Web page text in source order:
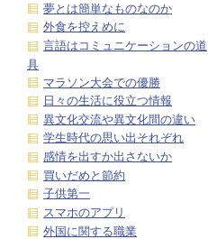
夢とは簡単なものなのか
外食を控えめに
言語はコミュニケーションの道
具
マラソン大会での優勝
日々の生活に役立つ情報
異文化交流や異文化間の違い
学生時代の思い出それぞれ
感情を出すか出さないか
買いだめと節約
子供第一
スマホのアプリ
外国に関する職業